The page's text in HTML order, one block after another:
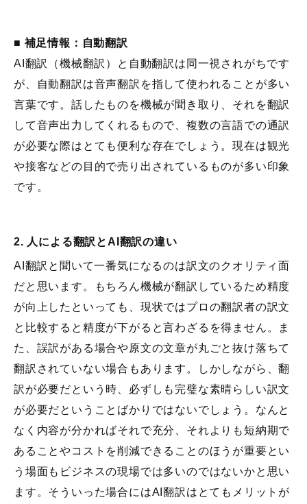
■ 補足情報：自動翻訳
AI翻訳（機械翻訳）と自動翻訳は同一視されがちです
が、自動翻訳は音声翻訳を指して使われることが多い
言葉です。話したものを機械が聞き取り、それを翻訳
して音声出力してくれるもので、複数の言語での通訳
が必要な際はとても便利な存在でしょう。現在は観光
や接客などの目的で売り出されているものが多い印象
です。
2. 人による翻訳とAI翻訳の違い
AI翻訳と聞いて一番気になるのは訳文のクオリティ面
だと思います。もちろん機械が翻訳しているため精度
が向上したといっても、現状ではプロの翻訳者の訳文
と比較すると精度が下がると言わざるを得ません。ま
た、誤訳がある場合や原文の文章が丸ごと抜け落ちて
翻訳されていない場合もあります。しかしながら、翻
訳が必要だという時、必ずしも完璧な素晴らしい訳文
が必要だということばかりではないでしょう。なんと
なく内容が分かればそれで充分、それよりも短納期で
あることやコストを削減できることのほうが重要とい
う場面もビジネスの現場では多いのではないかと思い
ます。そういった場合にはAI翻訳はとてもメリットが